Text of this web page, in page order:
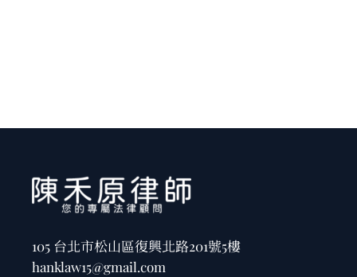
105 台北市松山區復興北路201號5樓
hanklaw15@gmail.com